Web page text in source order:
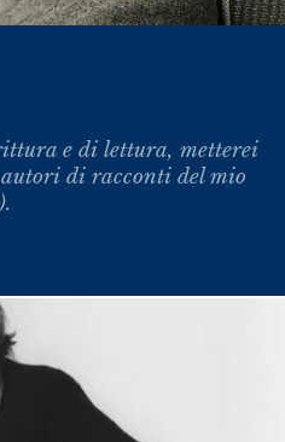
e di lettura, metterei
di racconti del mio